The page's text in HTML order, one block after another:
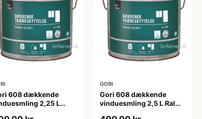
608 dækkende
2,25 L
GORI
Gori 608 dækkende
vinduesmling 2,5 L Ral